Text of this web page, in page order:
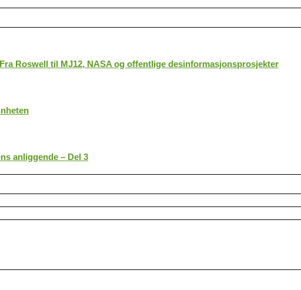
Roswell til MJ12, NASA og offentlige desinformasjonsprosjekter
anliggende – Del 3